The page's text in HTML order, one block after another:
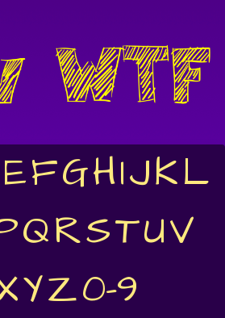
EFGHIJKL
QRSTUV
YZ0-9